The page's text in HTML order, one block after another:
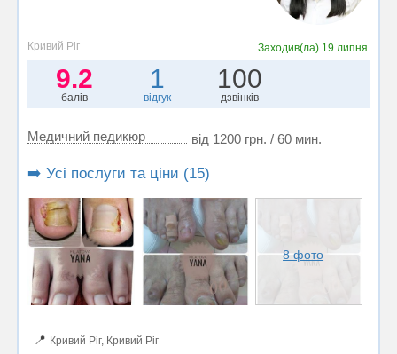
Кривий Ріг Заходив(ла) 19 липня
9.2
балів
1
відгук
100
дзвінків
Медичний педикюр від 1200 грн. / 60 мин.
➡️ Усі послуги та ціни (15)
8 фото
📍 Кривий Ріг, Кривий Ріг